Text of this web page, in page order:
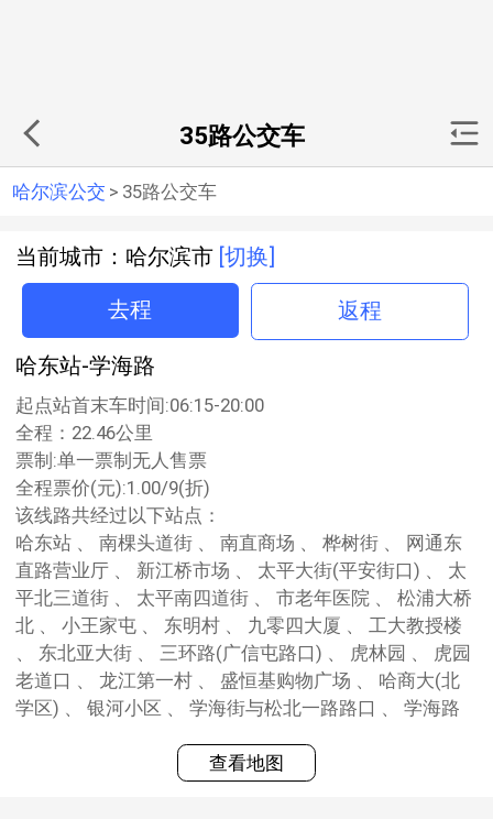
35路公交车
哈尔滨公交 > 35路公交车
当前城市：哈尔滨市 [切换]
去程 返程
哈东站-学海路
起点站首末车时间:06:15-20:00
全程：22.46公里
票制:单一票制无人售票
全程票价(元):1.00/9(折)
该线路共经过以下站点：
哈东站 、 南棵头道街 、 南直商场 、 桦树街 、 网通东
直路营业厅 、 新江桥市场 、 太平大街(平安街口) 、 太
平北三道街 、 太平南四道街 、 市老年医院 、 松浦大桥
北 、 小王家屯 、 东明村 、 九零四大厦 、 工大教授楼
、 东北亚大街 、 三环路(广信屯路口) 、 虎林园 、 虎园
老道口 、 龙江第一村 、 盛恒基购物广场 、 哈商大(北
学区) 、 银河小区 、 学海街与松北一路路口 、 学海路
查看地图